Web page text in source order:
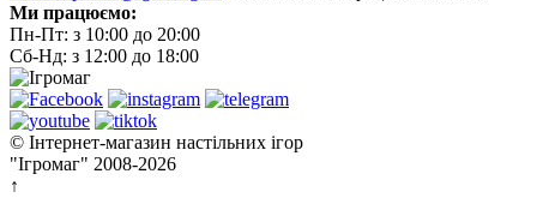
Ми працюємо:
Пн-Пт: з 10:00 до 20:00
Сб-Нд: з 12:00 до 18:00
© Інтернет-магазин настільних ігор
"Ігромаг" 2008-2026
↑